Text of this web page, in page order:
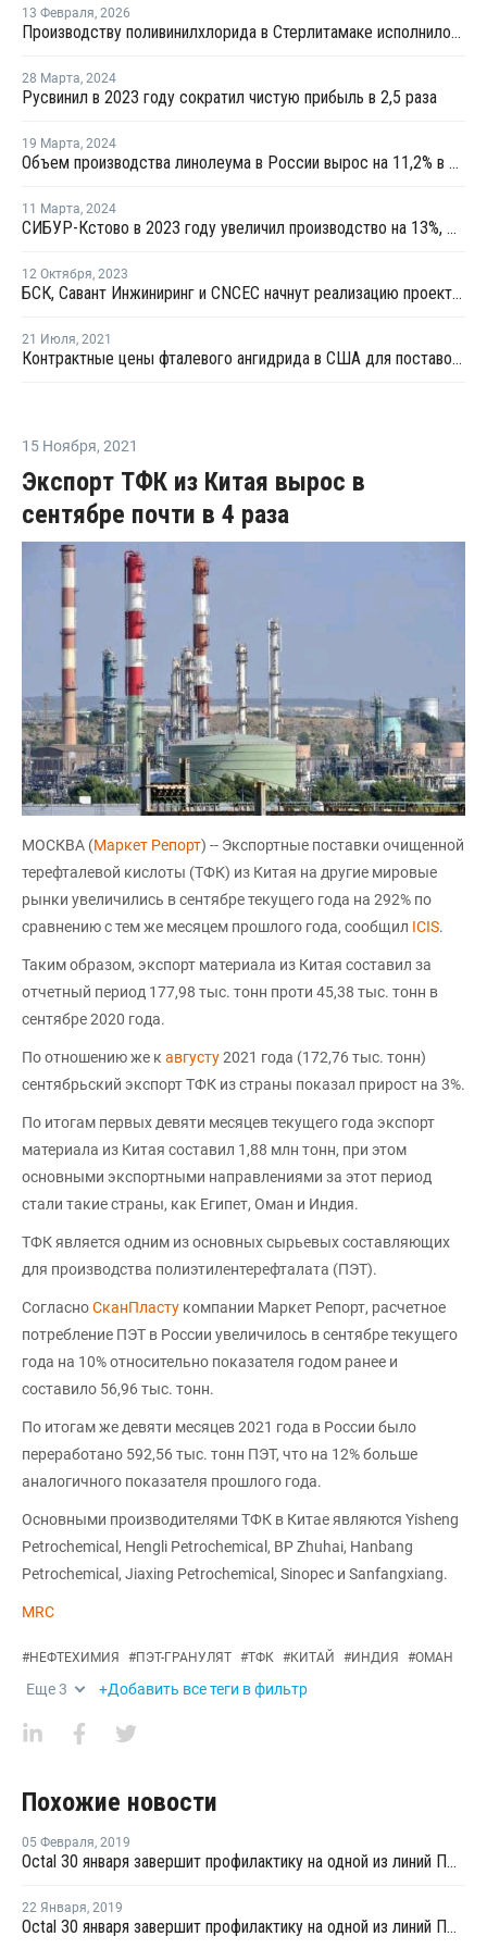
13 Февраля, 2026
Производству поливинилхлорида в Стерлитамаке исполнилось 60 лет
28 Марта, 2024
Русвинил в 2023 году сократил чистую прибыль в 2,5 раза
19 Марта, 2024
Объем производства линолеума в России вырос на 11,2% в 2023 году
11 Марта, 2024
СИБУР-Кстово в 2023 году увеличил производство на 13%, Русвинил — на 6%
12 Октября, 2023
БСК, Савант Инжиниринг и CNCEC начнут реализацию проекта по производству эмульсионного ПВХ
21 Июля, 2021
Контрактные цены фталевого ангидрида в США для поставок в августе выросли на USD44 за тонну
15 Ноября, 2021
Экспорт ТФК из Китая вырос в
сентябре почти в 4 раза
МОСКВА (Маркет Репорт) -- Экспортные поставки очищенной
терефталевой кислоты (ТФК) из Китая на другие мировые
рынки увеличились в сентябре текущего года на 292% по
сравнению с тем же месяцем прошлого года, сообщил ICIS.
Таким образом, экспорт материала из Китая составил за
отчетный период 177,98 тыс. тонн проти 45,38 тыс. тонн в
сентябре 2020 года.
По отношению же к августу2021 года (172,76 тыс. тонн)
сентябрьский экспорт ТФК из страны показал прирост на 3%.
По итогам первых девяти месяцев текущего года экспорт
материала из Китая составил 1,88 млн тонн, при этом
основными экспортными направлениями за этот период
стали такие страны, как Египет, Оман и Индия.
ТФК является одним из основных сырьевых составляющих
для производства полиэтилентерефталата (ПЭТ).
СогласноСканПласту компании Маркет Репорт, расчетное
потребление ПЭТ в России увеличилось в сентябре текущего
года на 10% относительно показателя годом ранее и
составило 56,96 тыс. тонн.
По итогам же девяти месяцев 2021 года в России было
переработано 592,56 тыс. тонн ПЭТ, что на 12% больше
аналогичного показателя прошлого года.
Основными производителями ТФК в Китае являются Yisheng
Petrochemical, Hengli Petrochemical, BP Zhuhai, Hanbang
Petrochemical, Jiaxing Petrochemical, Sinopec и Sanfangxiang.
MRC
#НЕФТЕХИМИЯ #ПЭТ-ГРАНУЛЯТ #ТФК #КИТАЙ #ИНДИЯ #ОМАН
Еще3 +Добавить все теги в фильтр
Похожие новости
05 Февраля, 2019
Octal 30 января завершит профилактику на одной из линий ПЭТ в Омане
22 Января, 2019
Octal 30 января завершит профилактику на одной из линий ПЭТ в Омане